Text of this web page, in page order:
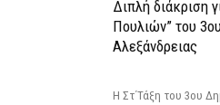
Διπλή διάκριση
Πουλιών” του
Αλεξάνδρειας
Η Στ΄Τάξη του 3ου